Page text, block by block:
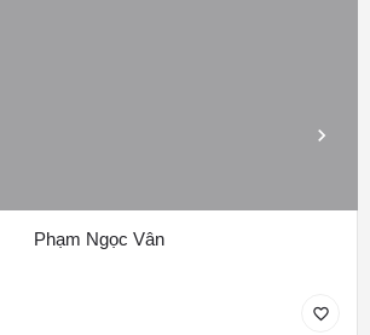
Phạm Ngọc Vân